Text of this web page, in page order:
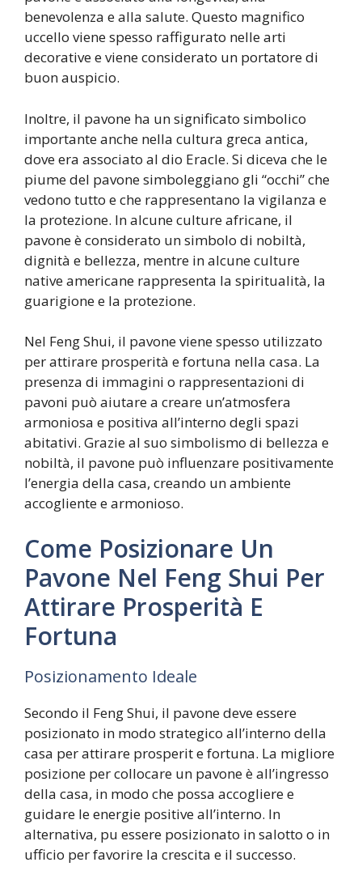
benevolenza e alla salute. Questo magnifico
uccello viene spesso raffigurato nelle arti
decorative e viene considerato un portatore di
buon auspicio.
Inoltre, il pavone ha un significato simbolico
importante anche nella cultura greca antica,
dove era associato al dio Eracle. Si diceva che le
piume del pavone simboleggiano gli “occhi” che
vedono tutto e che rappresentano la vigilanza e
la protezione. In alcune culture africane, il
pavone è considerato un simbolo di nobiltà,
dignità e bellezza, mentre in alcune culture
native americane rappresenta la spiritualità, la
guarigione e la protezione.
Nel Feng Shui, il pavone viene spesso utilizzato
per attirare prosperità e fortuna nella casa. La
presenza di immagini o rappresentazioni di
pavoni può aiutare a creare un’atmosfera
armoniosa e positiva all’interno degli spazi
abitativi. Grazie al suo simbolismo di bellezza e
nobiltà, il pavone può influenzare positivamente
l’energia della casa, creando un ambiente
accogliente e armonioso.
Come Posizionare Un
Pavone Nel Feng Shui Per
Attirare Prosperità E
Fortuna
Posizionamento Ideale
Secondo il Feng Shui, il pavone deve essere
posizionato in modo strategico all’interno della
casa per attirare prosperit e fortuna. La migliore
posizione per collocare un pavone è all’ingresso
della casa, in modo che possa accogliere e
guidare le energie positive all’interno. In
alternativa, pu essere posizionato in salotto o in
ufficio per favorire la crescita e il successo.